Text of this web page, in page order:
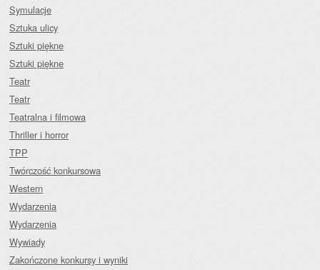
Symulacje
Sztuka ulicy
Sztuki piękne
Sztuki piękne
Teatr
Teatr
Teatralna i filmowa
Thriller i horror
TPP
Twórczość konkursowa
Western
Wydarzenia
Wydarzenia
Wywiady
Zakończone konkursy i wyniki